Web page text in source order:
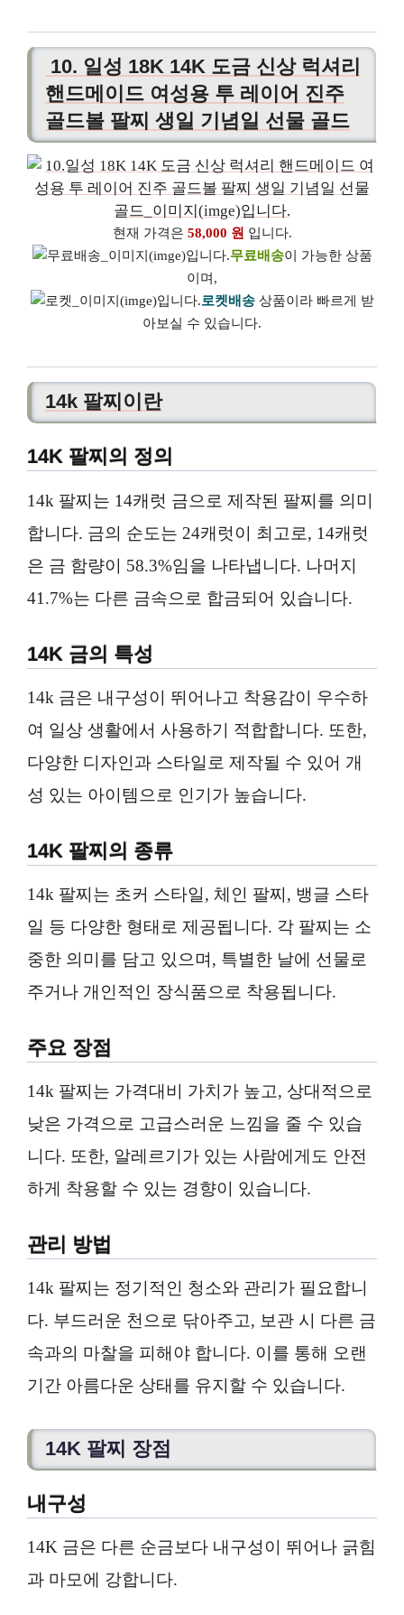
10. 일성 18K 14K 도금 신상 럭셔리
핸드메이드 여성용 투 레이어 진주
골드볼 팔찌 생일 기념일 선물 골드
현재 가격은 58,000 원 입니다.
무료배송이 가능한 상품
이며,
로켓배송상품이라 빠르게 받
아보실 수 있습니다.
14k 팔찌이란
14K 팔찌의 정의
14k 팔찌는 14캐럿 금으로 제작된 팔찌를 의미
합니다. 금의 순도는 24캐럿이 최고로, 14캐럿
은 금 함량이 58.3%임을 나타냅니다. 나머지
41.7%는 다른 금속으로 합금되어 있습니다.
14K 금의 특성
14k 금은 내구성이 뛰어나고 착용감이 우수하
여 일상 생활에서 사용하기 적합합니다. 또한,
다양한 디자인과 스타일로 제작될 수 있어 개
성 있는 아이템으로 인기가 높습니다.
14K 팔찌의 종류
14k 팔찌는 초커 스타일, 체인 팔찌, 뱅글 스타
일 등 다양한 형태로 제공됩니다. 각 팔찌는 소
중한 의미를 담고 있으며, 특별한 날에 선물로
주거나 개인적인 장식품으로 착용됩니다.
주요 장점
14k 팔찌는 가격대비 가치가 높고, 상대적으로
낮은 가격으로 고급스러운 느낌을 줄 수 있습
니다. 또한, 알레르기가 있는 사람에게도 안전
하게 착용할 수 있는 경향이 있습니다.
관리 방법
14k 팔찌는 정기적인 청소와 관리가 필요합니
다. 부드러운 천으로 닦아주고, 보관 시 다른 금
속과의 마찰을 피해야 합니다. 이를 통해 오랜
기간 아름다운 상태를 유지할 수 있습니다.
14K 팔찌 장점
내구성
14K 금은 다른 순금보다 내구성이 뛰어나 긁힘
과 마모에 강합니다.